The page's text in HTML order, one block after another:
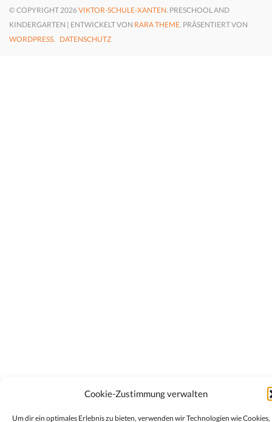
Cookie-Zustimmung verwalten
Um dir ein optimales Erlebnis zu bieten, verwenden wir Technologien wie Cookies,
© COPYRIGHT 2026VIKTOR-SCHULE-XANTEN. PRESCHOOL AND
KINDERGARTEN | ENTWICKELT VON RARA THEME. PRÄSENTIERT VON
WORDPRESS. DATENSCHUTZ